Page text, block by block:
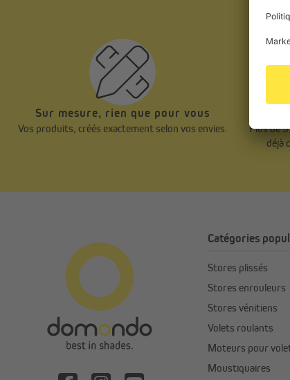
Sur mesure, rien que pour vous
Vos produits, créés exactement selon vos envies.
Plus de
déjà
Catégories
Stores plissés
Stores enrouleurs
Stores vénitiens
Volets roulants
Moteurs pour
Moustiquaires